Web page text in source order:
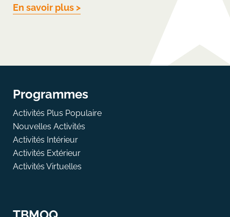
En savoir plus >
Programmes
Activités Plus Populaire
Nouvelles Activités
Activités Intérieur
Activités Extérieur
Activités Virtuelles